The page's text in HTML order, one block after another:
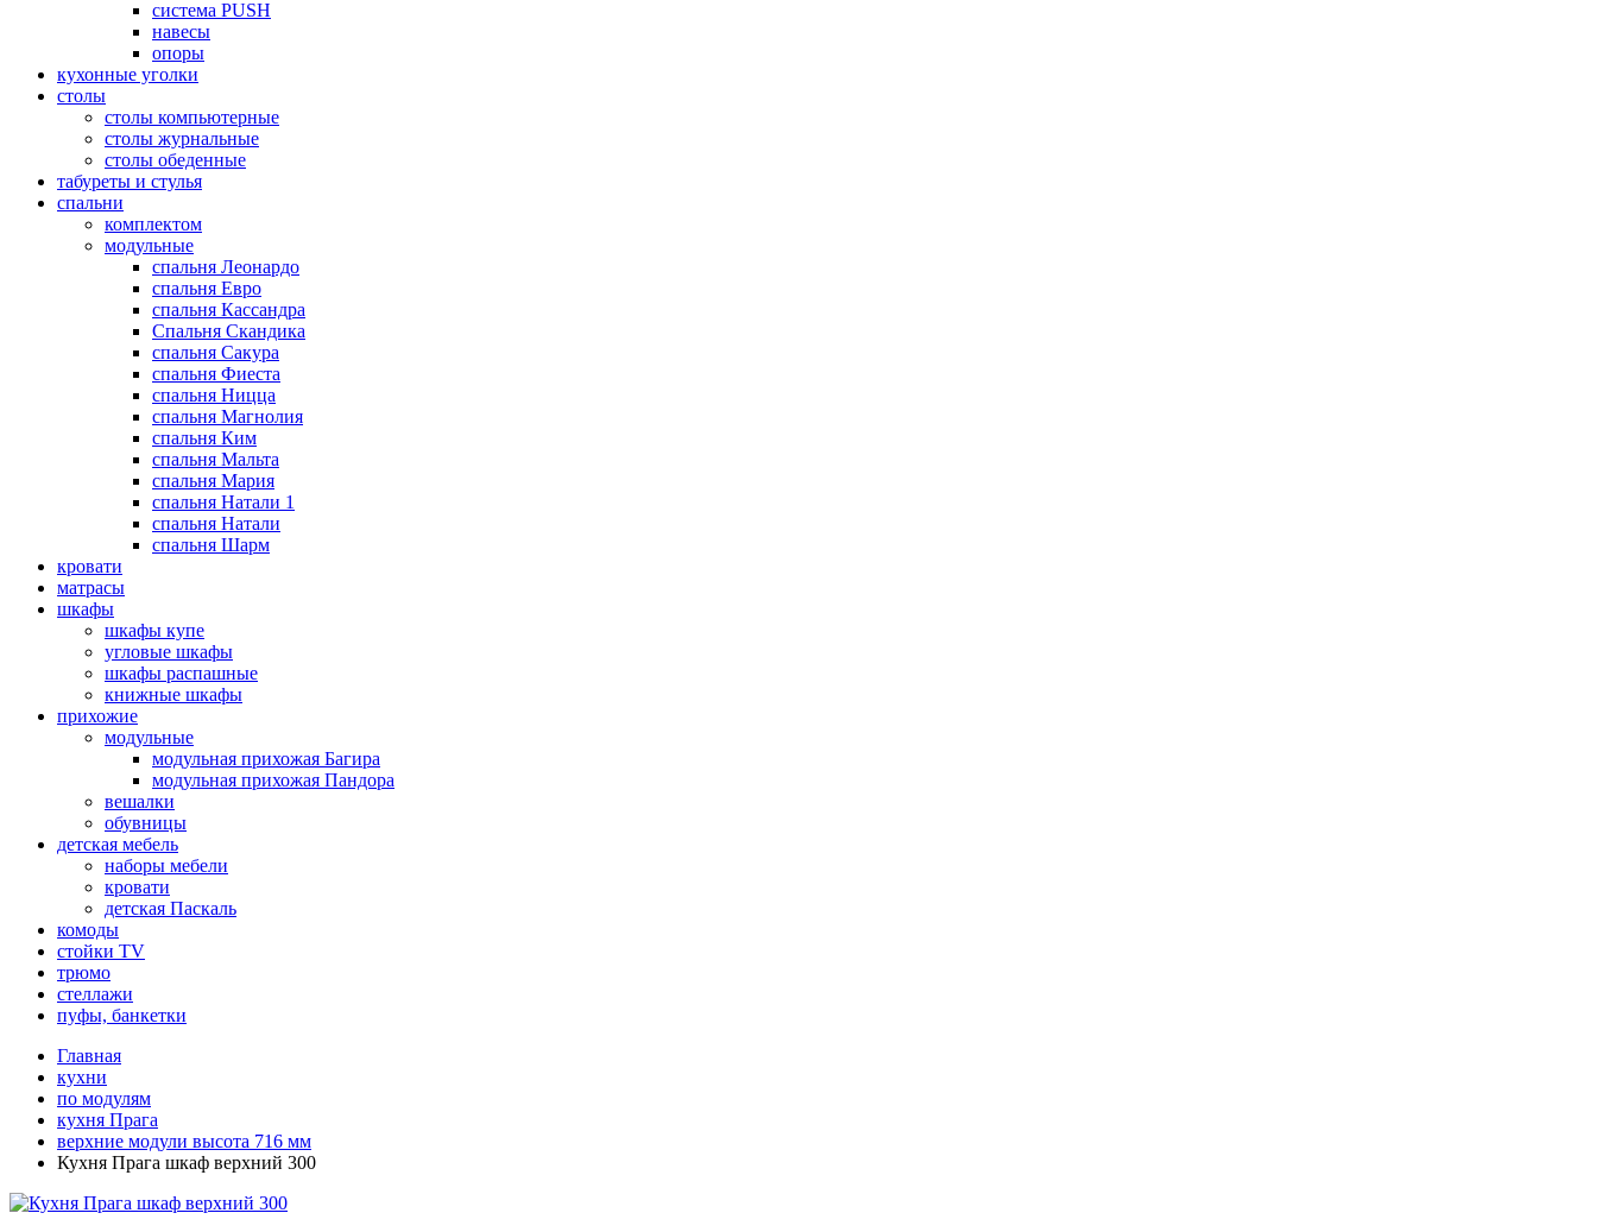
система PUSH
навесы
опоры
кухонные уголки
столы
столы компьютерные
столы журнальные
столы обеденные
табуреты и стулья
спальни
комплектом
модульные
спальня Леонардо
спальня Евро
спальня Кассандра
Спальня Скандика
спальня Сакура
спальня Фиеста
спальня Ницца
спальня Магнолия
спальня Ким
спальня Мальта
спальня Мария
спальня Натали 1
спальня Натали
спальня Шарм
кровати
матрасы
шкафы
шкафы купе
угловые шкафы
шкафы распашные
книжные шкафы
прихожие
модульные
модульная прихожая Багира
модульная прихожая Пандора
вешалки
обувницы
детская мебель
наборы мебели
кровати
детская Паскаль
комоды
стойки TV
трюмо
стеллажи
пуфы, банкетки
Главная
кухни
по модулям
кухня Прага
верхние модули высота 716 мм
Кухня Прага шкаф верхний 300